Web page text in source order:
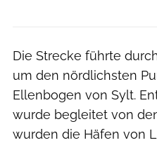
Die Strecke führte
um den nördlichsten
Ellenbogen von Sylt.
wurde begleitet von
wurden die Häfen von